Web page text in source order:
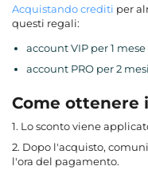
Acquistando crediti per
questi regali:
account VIP per 1 mese
account PRO per 2 mesi
Come ottenere
1. Lo sconto viene
2. Dopo l'acquisto,
l'ora del pagamento.